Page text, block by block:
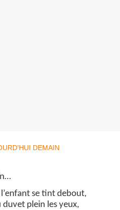
se tint debout,
duvet plein les yeux,